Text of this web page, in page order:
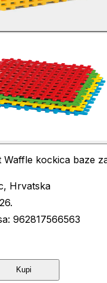
Waffle kockica baze
Hrvatska
962817566563
Kupi